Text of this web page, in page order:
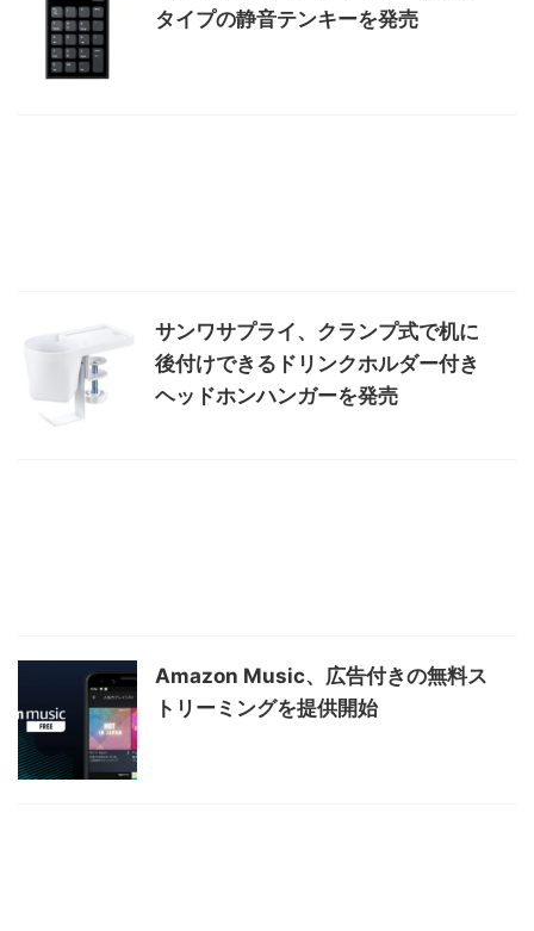
タイプの静音テンキーを発売
サンワサプライ、クランプ式で机に
後付けできるドリンクホルダー付き
ヘッドホンハンガーを発売
Amazon Music、広告付きの無料ス
トリーミングを提供開始